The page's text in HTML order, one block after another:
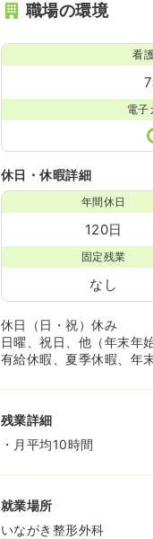
職場の環境
看
電子
休日・休暇詳細
年間休日
120日
固定残業
なし
休日（日・祝）休み
日曜、祝日、他（年末年
有給休暇、夏季休暇、年
残業詳細
・月平均10時間
就業場所
いながき整形外科